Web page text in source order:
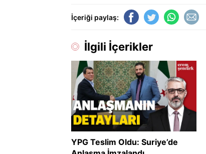
İçeriği paylaş:
İlgili İçerikler
YPG Teslim Oldu: Suriye’de